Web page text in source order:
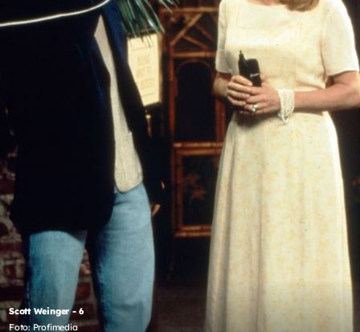
Scott Weinger - 6
Foto: Profimedia